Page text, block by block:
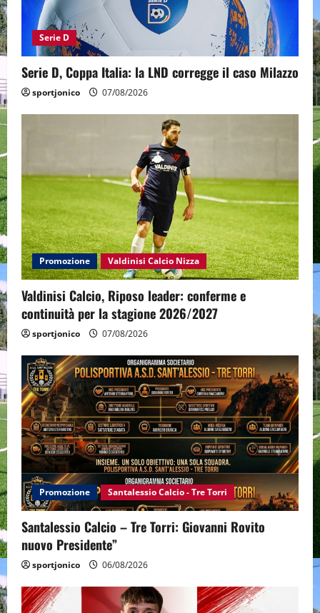
Serie D
Serie D, Coppa Italia: la LND corregge il caso Milazzo
sportjonico 07/08/2026
Promozione Valdinisi Calcio Nizza
Valdinisi Calcio, Riposo leader: conferme e
continuità per la stagione 2026/2027
sportjonico 07/08/2026
Promozione Santalessio Calcio - Tre Torri
Santalessio Calcio – Tre Torri: Giovanni Rovito
nuovo Presidente”
sportjonico 06/08/2026